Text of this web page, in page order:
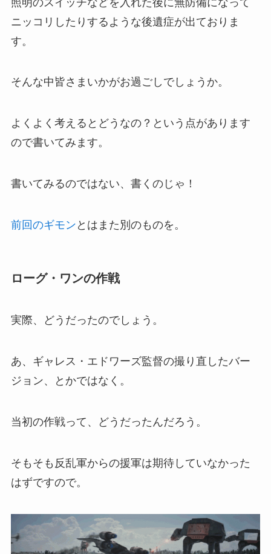
ニッコリしたりするような後遺症が出ておりま
す。
そんな中皆さまいかがお過ごしでしょうか。
よくよく考えるとどうなの？という点があります
ので書いてみます。
書いてみるのではない、書くのじゃ！
前回のギモン とはまた別のものを。
ローグ・ワンの作戦
実際、どうだったのでしょう。
あ、ギャレス・エドワーズ監督の撮り直したバー
ジョン、とかではなく。
当初の作戦って、どうだったんだろう。
そもそも反乱軍からの援軍は期待していなかった
はずですので。